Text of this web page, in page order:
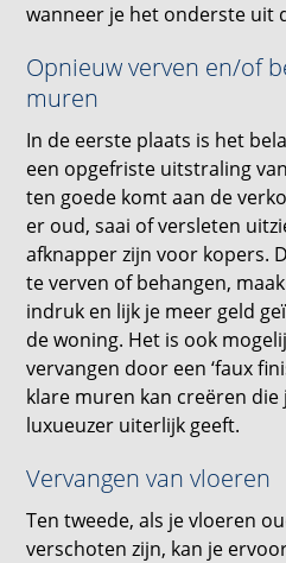
wanneer je het onderste uit
Opnieuw verven en/of
muren
In de eerste plaats is het
een opgefriste uitstraling
ten goede komt aan de
er oud, saai of versleten
afknapper zijn voor kopers.
te verven of behangen,
indruk en lijk je meer geld
de woning. Het is ook
vervangen door een ‘faux
klare muren kan creëren die
luxueuzer uiterlijk geeft.
Vervangen van vloeren
Ten tweede, als je vloeren
verschoten zijn, kan je